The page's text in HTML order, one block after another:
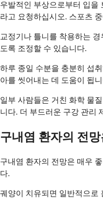
우발적인 부상으로부터 입을
라고 요청하십시오. 스포츠
교정기나 틀니를 착용하는
도록 조정할 수 있습니다.
하루 종일 수분을 충분히 섭
아를 씻어내는 데 도움이 됩
일부 사람들은 거친 화학 물
니다. 더 부드러운 구강 관리
구내염 환자의 전
구내염 환자의 전망은 매우
다.
궤양이 치유되면 일반적으로